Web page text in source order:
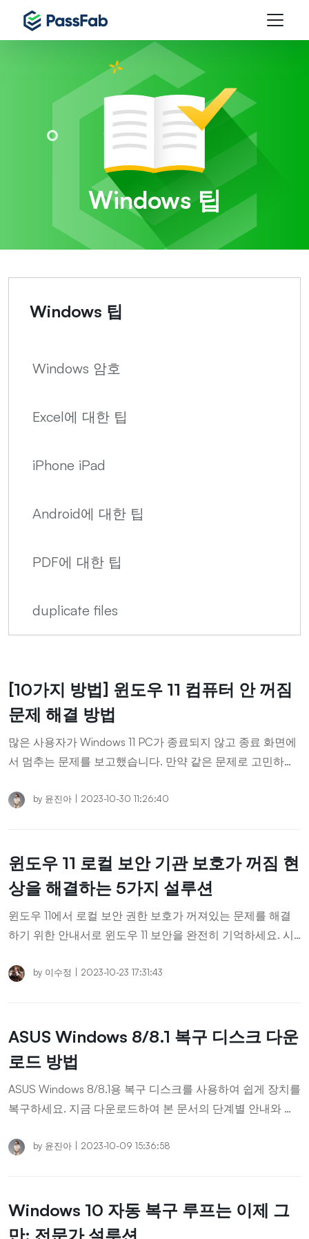
Windows 팁
Windows 팁
Windows 암호
Excel에 대한 팁
iPhone iPad
Android에 대한 팁
PDF에 대한 팁
duplicate files
[10가지 방법] 윈도우 11 컴퓨터 안 꺼짐
문제 해결 방법
많은 사용자가 Windows 11 PC가 종료되지 않고 종료 화면에
서 멈추는 문제를 보고했습니다. 만약 같은 문제로 고민하고
by 윤진아 2023-10-30 11:26:40
윈도우 11 로컬 보안 기관 보호가 꺼짐 현
상을 해결하는 5가지 설루션
윈도우 11에서 로컬 보안 권한 보호가 꺼져있는 문제를 해결
하기 위한 안내서로 윈도우 11 보안을 완전히 기억하세요. 시
음으로 사용하세요.
by 이수정 2023-10-23 17:31:43
ASUS Windows 8/8.1 복구 디스크 다운
로드 방법
ASUS Windows 8/8.1용 복구 디스크를 사용하여 쉽게 장치를
복구하세요. 지금 다운로드하여 본 문서의 단계별 안내와 믿
요!
by 윤진아 2023-10-09 15:36:58
Windows 10 자동 복구 루프는 이제 그